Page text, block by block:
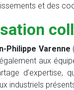
et des
Philippe Varenne
aux
d’expertise,
industriels